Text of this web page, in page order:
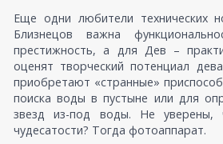
Еще одни любители технических
Близнецов важна
престижность, а для Дев –
оценят творческий потенциал
приобретают «странные»
поиска воды в пустыне или для
звезд из-под воды. Не уверены,
чудесатости? Тогда фотоаппарат.